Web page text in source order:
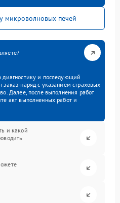
микроволновых печей
диагностику и последующий
заказ-наряд с указанием страховых
Далее, после выполнения работ
акт выполненных работ и
и какой